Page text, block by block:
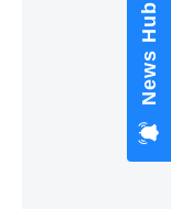
News Hub